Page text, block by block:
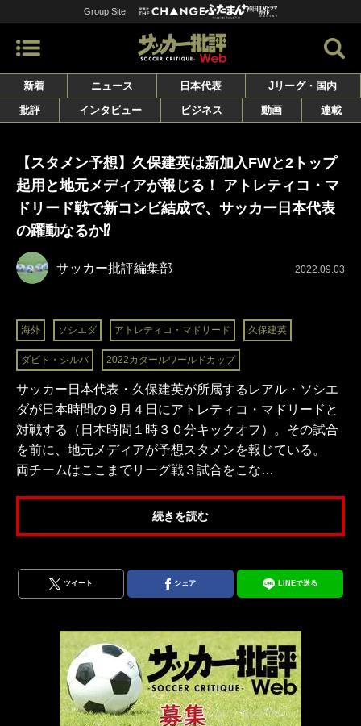
Group Site
新着 ニュース 日本代表
Jリーグ・国内
批評
インタビュー ビジネス 動画 連載
【スタメン予想】久保建英は新加入FWと2トップ
起用と地元メディアが報じる！ アトレティコ・マ
ドリード戦で新コンビ結成で、サッカー日本代表
の躍動なるか⁉
サッカー批評編集部 2022.09.03
海外 ソシエダ アトレティコ・マドリード 久保建英
ダビド・シルバ 2022カタールワールドカップ
サッカー日本代表・久保建英が所属するレアル・ソシエ
ダが日本時間の９月４日にアトレティコ・マドリードと
対戦する（日本時間１時３０分キックオフ）。その試合
を前に、地元メディアが予想スタメンを報じている。
両チームはここまでリーグ戦３試合をこな…
続きを読む
ツイート シェア LINEで送る